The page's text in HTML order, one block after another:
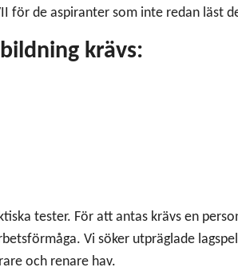
för de aspiranter som inte redan läst
krävs:
tester. För att antas krävs en
Vi söker utpräglade
och renare hav.